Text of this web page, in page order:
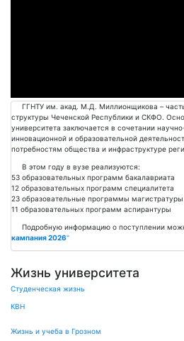
ГГНТУ им. акад. М.Д. Миллионщикова –
структуры Чеченской Республики и СКФО.
университета заключается в сочетании
инновационной и образовательной
потребностям общества и инфраструктуре
В этом году в вузе реализуются:
53 образовательных программ бакалавриата
12 образовательных программ специалитета
23 образовательные программы магистратуры
11 образовательных программ аспирантуры
Подробную информацию о поступлении
кампания 2026"
Жизнь университета
Студенческая жизнь
КВН
Жизнь и учеба в Грозном